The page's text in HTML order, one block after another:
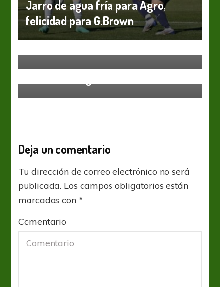
Jarro de agua fría para Agro,
felicidad para G.Brown
Primera Nacional
Deja un comentario
Tu dirección de correo electrónico no será
publicada. Los campos obligatorios están
marcados con*
Comentario